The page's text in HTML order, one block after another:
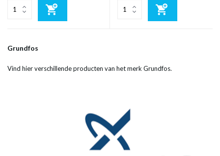
Grundfos
Vind hier verschillende producten van het merk Grundfos.